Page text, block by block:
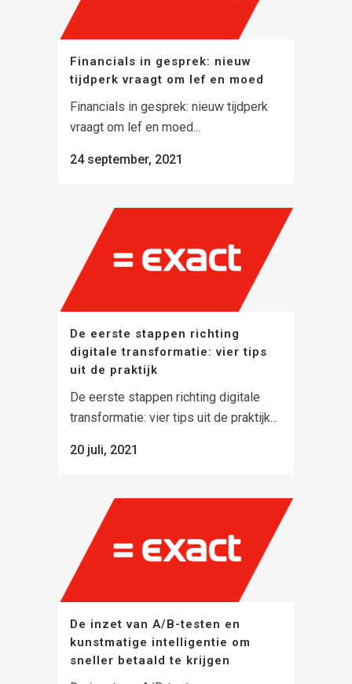
Financials in gesprek: nieuw
tijdperk vraagt om lef en moed
Financials in gesprek: nieuw tijdperk
vraagt om lef en moed...
24 september, 2021
De eerste stappen richting
digitale transformatie: vier tips
uit de praktijk
De eerste stappen richting digitale
transformatie: vier tips uit de praktijk...
20 juli, 2021
De inzet van A/B-testen en
kunstmatige intelligentie om
sneller betaald te krijgen